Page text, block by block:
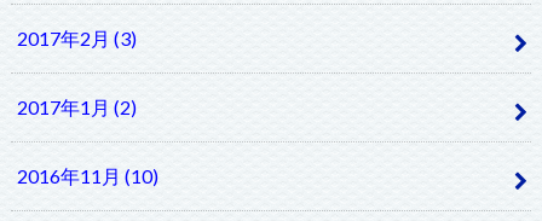
2017年2月 (3)
2017年1月 (2)
2016年11月 (10)